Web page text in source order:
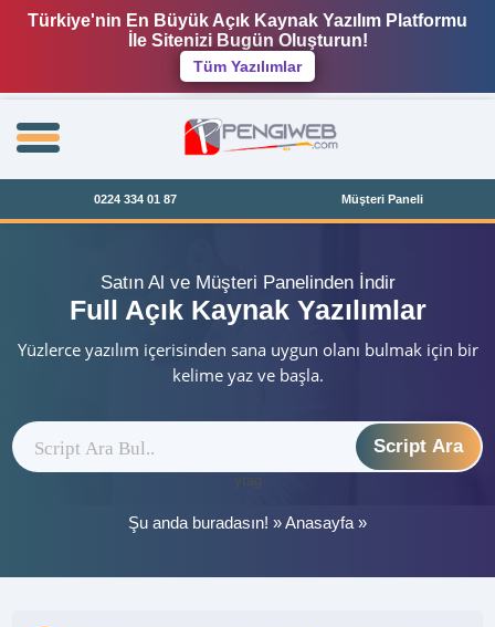
Türkiye'nin En Büyük Açık Kaynak Yazılım Platformu
İle Sitenizi Bugün Oluşturun!
Tüm Yazılımlar
0224 334 01 87 Müşteri Paneli
Satın Al ve Müşteri Panelinden İndir
Full Açık Kaynak Yazılımlar
Yüzlerce yazılım içerisinden sana uygun olanı bulmak için bir
kelime yaz ve başla.
Script Ara
ytag
Şu anda buradasın! »Anasayfa »